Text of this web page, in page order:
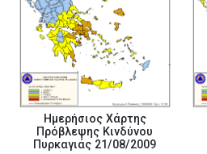
Ημερήσιος Χάρτης
Πρόβλεψης Κινδύνου
Πυρκαγιάς 21/08/2009